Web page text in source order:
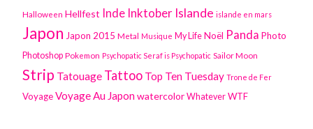
Halloween Hellfest Inde Inktober Islande islande en mars
Japon Japon 2015 Metal Musique My Life Noël Panda Photo
Photoshop Pokemon Psychopatic Seraf is Psychopatic Sailor Moon
Strip Tatouage Tattoo Top Ten Tuesday Trone de Fer
Voyage Voyage Au Japon watercolor Whatever WTF